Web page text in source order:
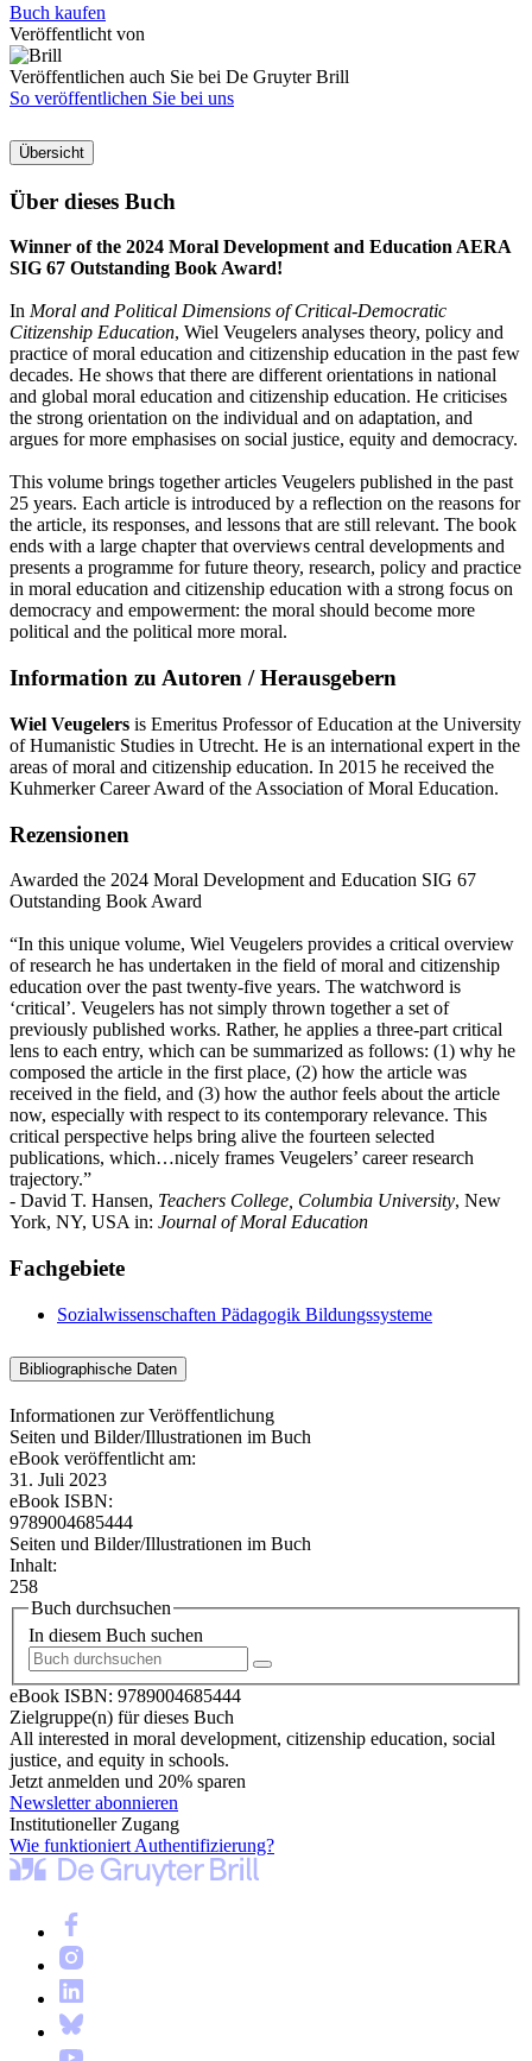
Buch kaufen
Veröffentlicht von
Veröffentlichen auch Sie bei De Gruyter Brill
So veröffentlichen Sie bei uns
Übersicht
Über dieses Buch
Winner of the 2024 Moral Development and Education AERA
SIG 67 Outstanding Book Award!
In Moral and Political Dimensions of Critical-Democratic
Citizenship Education, Wiel Veugelers analyses theory, policy and
practice of moral education and citizenship education in the past few
decades. He shows that there are different orientations in national
and global moral education and citizenship education. He criticises
the strong orientation on the individual and on adaptation, and
argues for more emphasises on social justice, equity and democracy.
This volume brings together articles Veugelers published in the past
25 years. Each article is introduced by a reflection on the reasons for
the article, its responses, and lessons that are still relevant. The book
ends with a large chapter that overviews central developments and
presents a programme for future theory, research, policy and practice
in moral education and citizenship education with a strong focus on
democracy and empowerment: the moral should become more
political and the political more moral.
Information zu Autoren / Herausgebern
Wiel Veugelers is Emeritus Professor of Education at the University
of Humanistic Studies in Utrecht. He is an international expert in the
areas of moral and citizenship education. In 2015 he received the
Kuhmerker Career Award of the Association of Moral Education.
Rezensionen
Awarded the 2024 Moral Development and Education SIG 67
Outstanding Book Award
“In this unique volume, Wiel Veugelers provides a critical overview
of research he has undertaken in the field of moral and citizenship
education over the past twenty-five years. The watchword is
‘critical’. Veugelers has not simply thrown together a set of
previously published works. Rather, he applies a three-part critical
lens to each entry, which can be summarized as follows: (1) why he
composed the article in the first place, (2) how the article was
received in the field, and (3) how the author feels about the article
now, especially with respect to its contemporary relevance. This
critical perspective helps bring alive the fourteen selected
publications, which…nicely frames Veugelers’ career research
trajectory.”
- David T. Hansen, Teachers College, Columbia University, New
York, NY, USA in: Journal of Moral Education
Fachgebiete
Sozialwissenschaften Pädagogik Bildungssysteme
Bibliographische Daten
Informationen zur Veröffentlichung
Seiten und Bilder/Illustrationen im Buch
eBook veröffentlicht am:
31. Juli 2023
eBook ISBN:
9789004685444
Seiten und Bilder/Illustrationen im Buch
Inhalt:
258
Buch durchsuchen
In diesem Buch suchen
eBook ISBN: 9789004685444
Zielgruppe(n) für dieses Buch
All interested in moral development, citizenship education, social
justice, and equity in schools.
Jetzt anmelden und 20% sparen
Newsletter abonnieren
Institutioneller Zugang
Wie funktioniert Authentifizierung?